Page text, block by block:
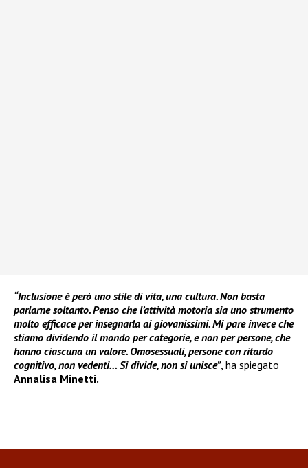
“Inclusione è però uno stile di vita, una cultura. Non basta
parlarne soltanto. Penso che l’attività motoria sia uno strumento
molto efficace per insegnarla ai giovanissimi. Mi pare invece che
stiamo dividendo il mondo per categorie, e non per persone, che
hanno ciascuna un valore. Omosessuali, persone con ritardo
cognitivo, non vedenti… Si divide, non si unisce”, ha spiegato
Annalisa Minetti.